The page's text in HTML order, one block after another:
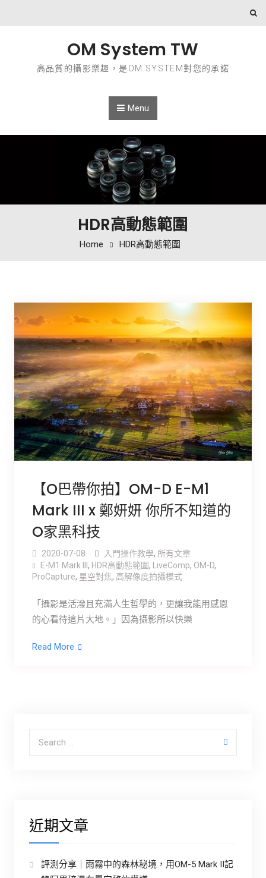
OM System TW
高品質的攝影樂趣，是OM SYSTEM對您的承諾
Menu
HDR高動態範圍
Home HDR高動態範圍
【O巴帶你拍】OM-D E-M1
Mark III x 鄭妍妍 你所不知道的
O家黑科技
2020-07-08 入門操作教學, 所有文章
E-M1 Mark III , HDR高動態範圍, LiveComp, OM-D,
ProCapture, 星空對焦, 高解像度拍攝模式
「攝影是活潑且充滿人生哲學的，更讓我能用感恩
的心看待這片大地。」因為攝影所以快樂
Read More
近期文章
評測分享｜雨霧中的森林秘境，用OM-5 Mark II記